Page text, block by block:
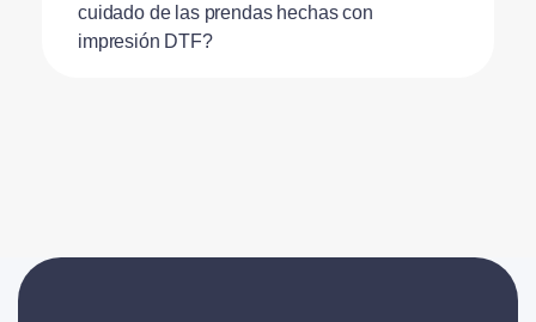
cuidado de las prendas hechas con
impresión DTF?